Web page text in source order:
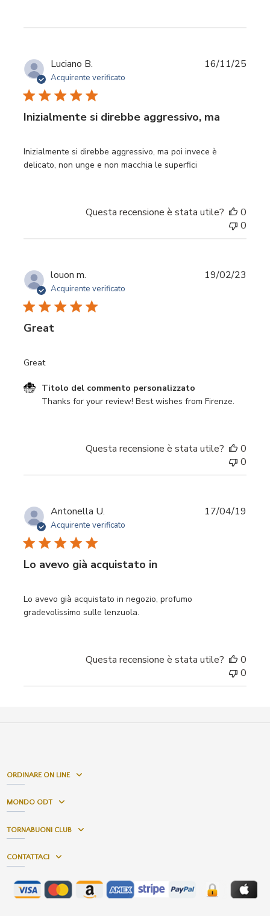
Luciano B.
Acquirente verificato
Inizialmente si direbbe aggressivo, ma
Inizialmente si direbbe aggressivo, ma poi invece è
delicato, non unge e non macchia le superfici
Data
16/11/25
Questa recensione è stata utile?
0
0
louon m.
Acquirente verificato
Great
Great
Commenti del proprietario del negozio sulla recensione
Titolo del commento personalizzato
Thanks for your review! Best wishes from Firenze.
19/02/23
Questa recensione è stata utile?
0
0
Antonella U.
Acquirente verificato
Lo avevo già acquistato in
Lo avevo già acquistato in negozio, profumo
gradevolissimo sulle lenzuola.
17/04/19
Questa recensione è stata utile?
0
0
ORDINARE ON LINE
MONDO ODT
TORNABUONI CLUB
CONTATTACI